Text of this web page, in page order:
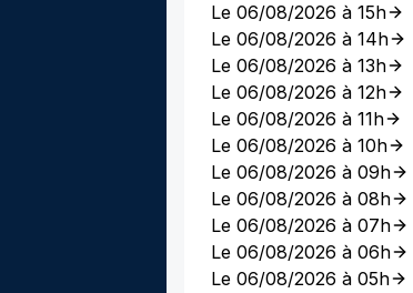
Le 06/08/2026 à 15h
Le 06/08/2026 à 14h
Le 06/08/2026 à 13h
Le 06/08/2026 à 12h
Le 06/08/2026 à 11h
Le 06/08/2026 à 10h
Le 06/08/2026 à 09h
Le 06/08/2026 à 08h
Le 06/08/2026 à 07h
Le 06/08/2026 à 06h
Le 06/08/2026 à 05h